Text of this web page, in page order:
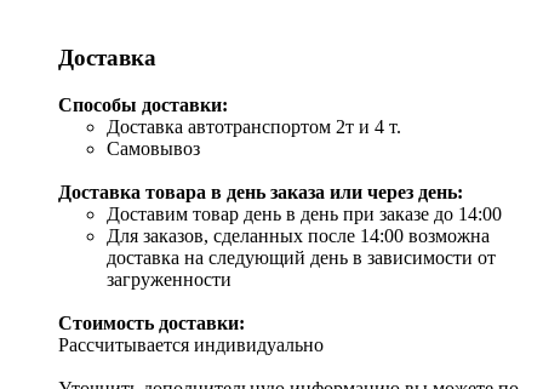
Доставка
Способы доставки:
Доставка автотранспортом 2т и 4 т.
Самовывоз
Доставка товара в день заказа или через день:
Доставим товар день в день при заказе до 14:00
Для заказов, сделанных после 14:00 возможна
доставка на следующий день в зависимости от
загруженности
Стоимость доставки:
Рассчитывается индивидуально